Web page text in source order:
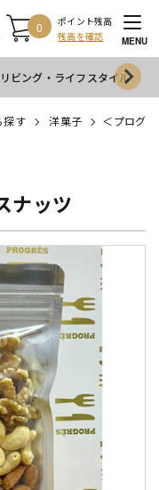
0
ポイント残高
残高を確認
MENU
リビング・ライフスタイル
探す 洋菓子
＜プログ
ナッツ